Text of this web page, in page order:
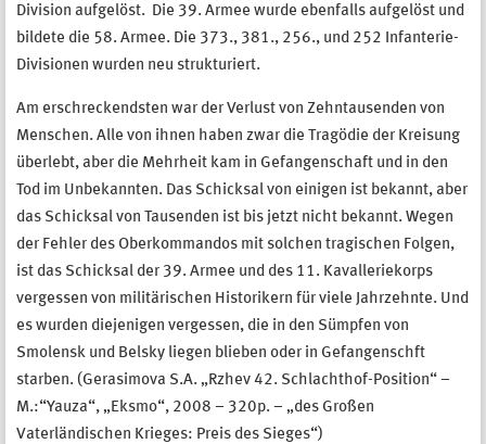
Division aufgelöst. Die 39. Armee wurde ebenfalls aufgelöst und
bildete die 58. Armee. Die 373., 381., 256., und 252 Infanterie-
Divisionen wurden neu strukturiert.
Am erschreckendsten war der Verlust von Zehntausenden von
Menschen. Alle von ihnen haben zwar die Tragödie der Kreisung
überlebt, aber die Mehrheit kam in Gefangenschaft und in den
Tod im Unbekannten. Das Schicksal von einigen ist bekannt, aber
das Schicksal von Tausenden ist bis jetzt nicht bekannt. Wegen
der Fehler des Oberkommandos mit solchen tragischen Folgen,
ist das Schicksal der 39. Armee und des 11. Kavalleriekorps
vergessen von militärischen Historikern für viele Jahrzehnte. Und
es wurden diejenigen vergessen, die in den Sümpfen von
Smolensk und Belsky liegen blieben oder in Gefangenschft
starben. (Gerasimova S.A. „Rzhev 42. Schlachthof-Position“ –
M.:“Yauza“, „Eksmo“, 2008 – 320p. – „des Großen
Vaterländischen Krieges: Preis des Sieges“)